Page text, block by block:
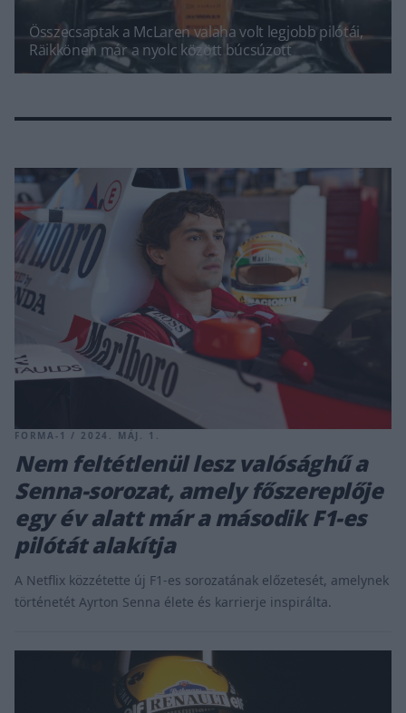
Összecsaptak a McLaren valaha volt legjobb pilótái,
Räikkönen már a nyolc között búcsúzott
FORMA-1 / 2024. MÁJ. 1.
Nem feltétlenül lesz valósághű a
Senna-sorozat, amely főszereplője
egy év alatt már a második F1-es
pilótát alakítja
A Netflix közzétette új F1-es sorozatának előzetesét, amelynek
történetét Ayrton Senna élete és karrierje inspirálta.